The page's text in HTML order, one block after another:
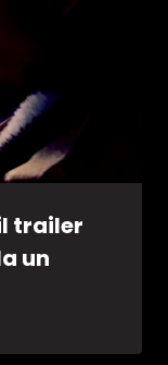
trailer
un